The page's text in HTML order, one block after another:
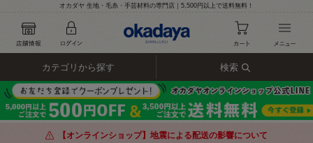
オカダヤ 生地・毛糸・手芸材料の専門店｜5,500円以上で送料無料！
カテゴリから探す 検索
【オンラインショップ】地震による配送の影響について